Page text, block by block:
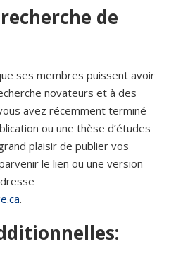
de
ses membres puissent avoir
novateurs et à des
avez récemment terminé
ou une thèse d’études
plaisir de publier vos
le lien ou une version
.